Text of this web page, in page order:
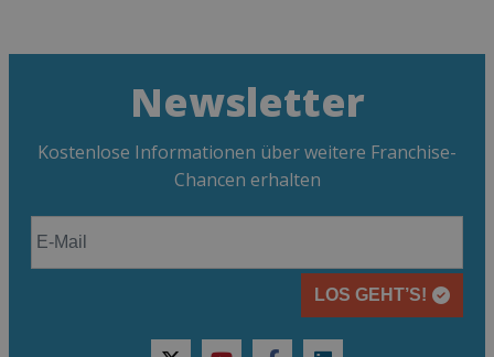
Newsletter
Kostenlose Informationen über weitere Franchise-
Chancen erhalten
LOS GEHT’S!